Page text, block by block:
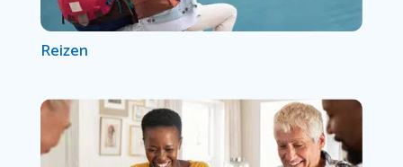
Reizen